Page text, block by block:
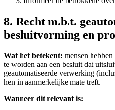
8. Recht m.b.t.
besluitvorming en
Wat het betekent: mensen
te worden aan een besluit dat
geautomatiseerde verwerking
hen in aanmerkelijke mate treft.
Wanneer dit relevant is: